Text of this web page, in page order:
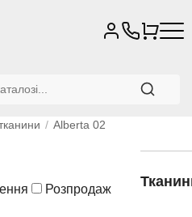
Alberta 02
Розпродаж